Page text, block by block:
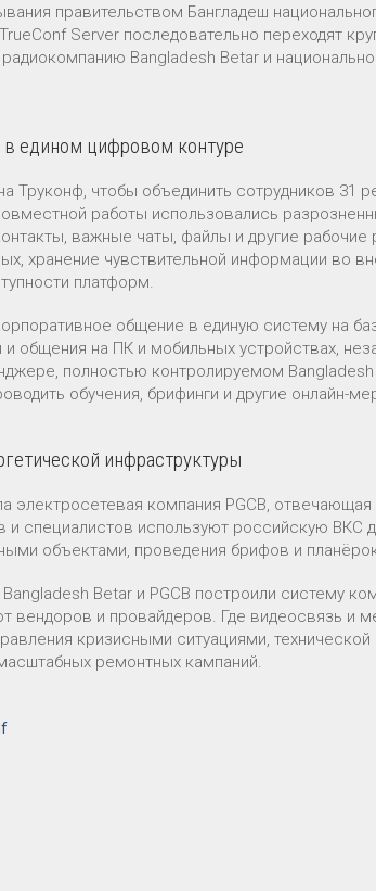
правительством Бангладеш
Server последовательно переходят
Bangladesh Betar и
в едином цифровом контуре
Труконф, чтобы объединить сотрудников 31
работы использовались
важные чаты, файлы и другие
хранение чувствительной информации во
платформ.
общение в единую систему на
общения на ПК и мобильных устройствах,
полностью контролируемом Bangladesh
обучения, брифинги и другие онлайн-
инфраструктуры
электросетевая компания PGCB,
специалистов используют российскую ВКС
объектами, проведения брифов и
Betar и PGCB построили систему
вендоров и провайдеров. Где видеосвязь и
кризисными ситуациями,
ремонтных кампаний.